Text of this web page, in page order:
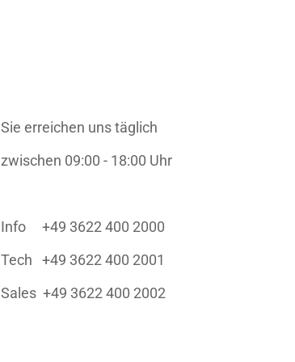
Sie erreichen uns täglich
zwischen 09:00 - 18:00 Uhr
Info +49 3622 400 2000
Tech +49 3622 400 2001
Sales +49 3622 400 2002